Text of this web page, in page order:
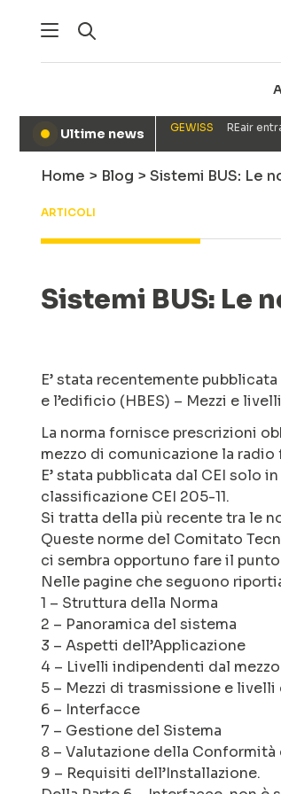
● Ultime news GEWISS REair
Home > Blog > Sistemi BUS: Le
ARTICOLI
Sistemi BUS: Le
E’ stata recentemente
e l’edificio (HBES) – Mezzi e
La norma fornisce prescrizioni
mezzo di comunicazione la radio
E’ stata pubblicata dal CEI solo
classificazione CEI 205-11.
Si tratta della più recente tra le
Queste norme del Comitato
ci sembra opportuno fare il
Nelle pagine che seguono
1 – Struttura della Norma
2 – Panoramica del sistema
3 – Aspetti dell’Applicazione
4 – Livelli indipendenti dal mezzo
5 – Mezzi di trasmissione e
6 – Interfacce
7 – Gestione del Sistema
8 – Valutazione della
9 – Requisiti dell’Installazione.